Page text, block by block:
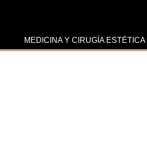
MEDICINA Y CIRUGÍA ESTÉTICA|